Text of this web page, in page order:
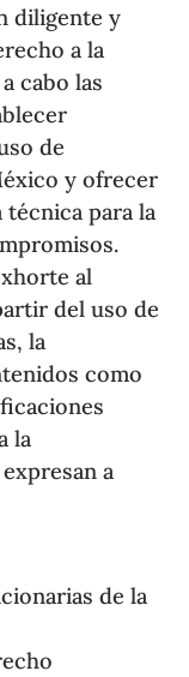
diligente y
a la
cabo las
de
y ofrecer
técnica para la
al
del uso de
la
como
la
a
de la